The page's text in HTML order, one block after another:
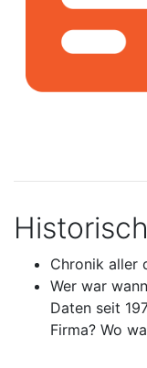
Chronik aller
Wer war
Daten seit
Firma? Wo